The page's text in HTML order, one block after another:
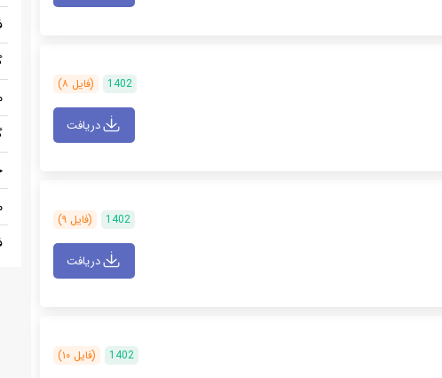
1402 (فایل ۸)
دریافت
1402 (فایل ۹)
دریافت
1402 (فایل ۱۰)